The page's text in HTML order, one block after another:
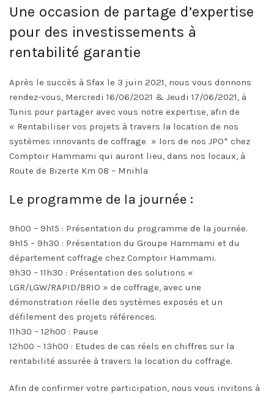
Une occasion de partage d’expertise
pour des investissements à
rentabilité garantie
Après le succès à Sfax le 3 juin 2021, nous vous donnons
rendez-vous, Mercredi 16/06/2021 & Jeudi 17/06/2021, à
Tunis pour partager avec vous notre expertise, afin de
« Rentabiliser vos projets à travers la location de nos
systèmes innovants de coffrage » lors de nos JPO* chez
Comptoir Hammami qui auront lieu, dans nos locaux, à
Route de Bizerte Km 08 – Mnihla
Le programme de la journée :
9h00 – 9h15 : Présentation du programme de la journée.
9h15 – 9h30 : Présentation du Groupe Hammami et du
département coffrage chez Comptoir Hammami.
9h30 – 11h30 : Présentation des solutions «
LGR/LGW/RAPID/BRIO » de coffrage, avec une
démonstration réelle des systèmes exposés et un
défilement des projets références.
11h30 – 12h00 : Pause
12h00 – 13h00 : Etudes de cas réels en chiffres sur la
rentabilité assurée à travers la location du coffrage.
Afin de confirmer votre participation, nous vous invitons à